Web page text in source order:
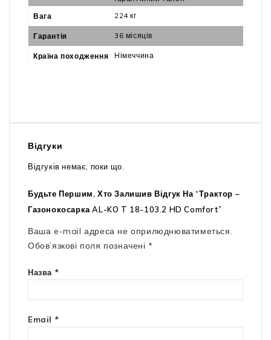
Вага
224 кг
Гарантія 36 місяців
Країна походження Німеччина
Відгуки
Відгуків немає, поки що.
Будьте Першим, Хто Залишив Відгук На “Трактор –
Газонокосарка AL-KO T 18-103.2 HD Comfort”
Ваша e-mail адреса не оприлюднюватиметься.
Обов’язкові поля позначені*
Назва *
Email *